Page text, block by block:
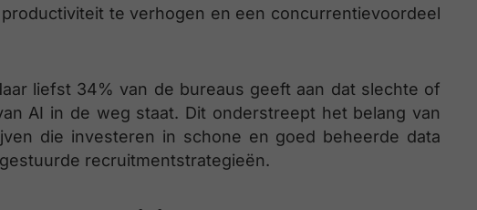
te verhogen en een concurrentievoordeel
liefst 34% van de bureaus geeft aan dat slechte of
AI in de weg staat. Dit onderstreept het belang van
die investeren in schone en goed beheerde data
recruitmentstrategieën.